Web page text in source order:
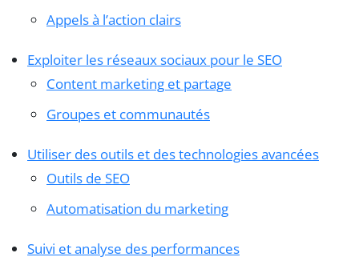
Appels à l’action clairs
Exploiter les réseaux sociaux pour le SEO
Content marketing et partage
Groupes et communautés
Utiliser des outils et des technologies avancées
Outils de SEO
Automatisation du marketing
Suivi et analyse des performances